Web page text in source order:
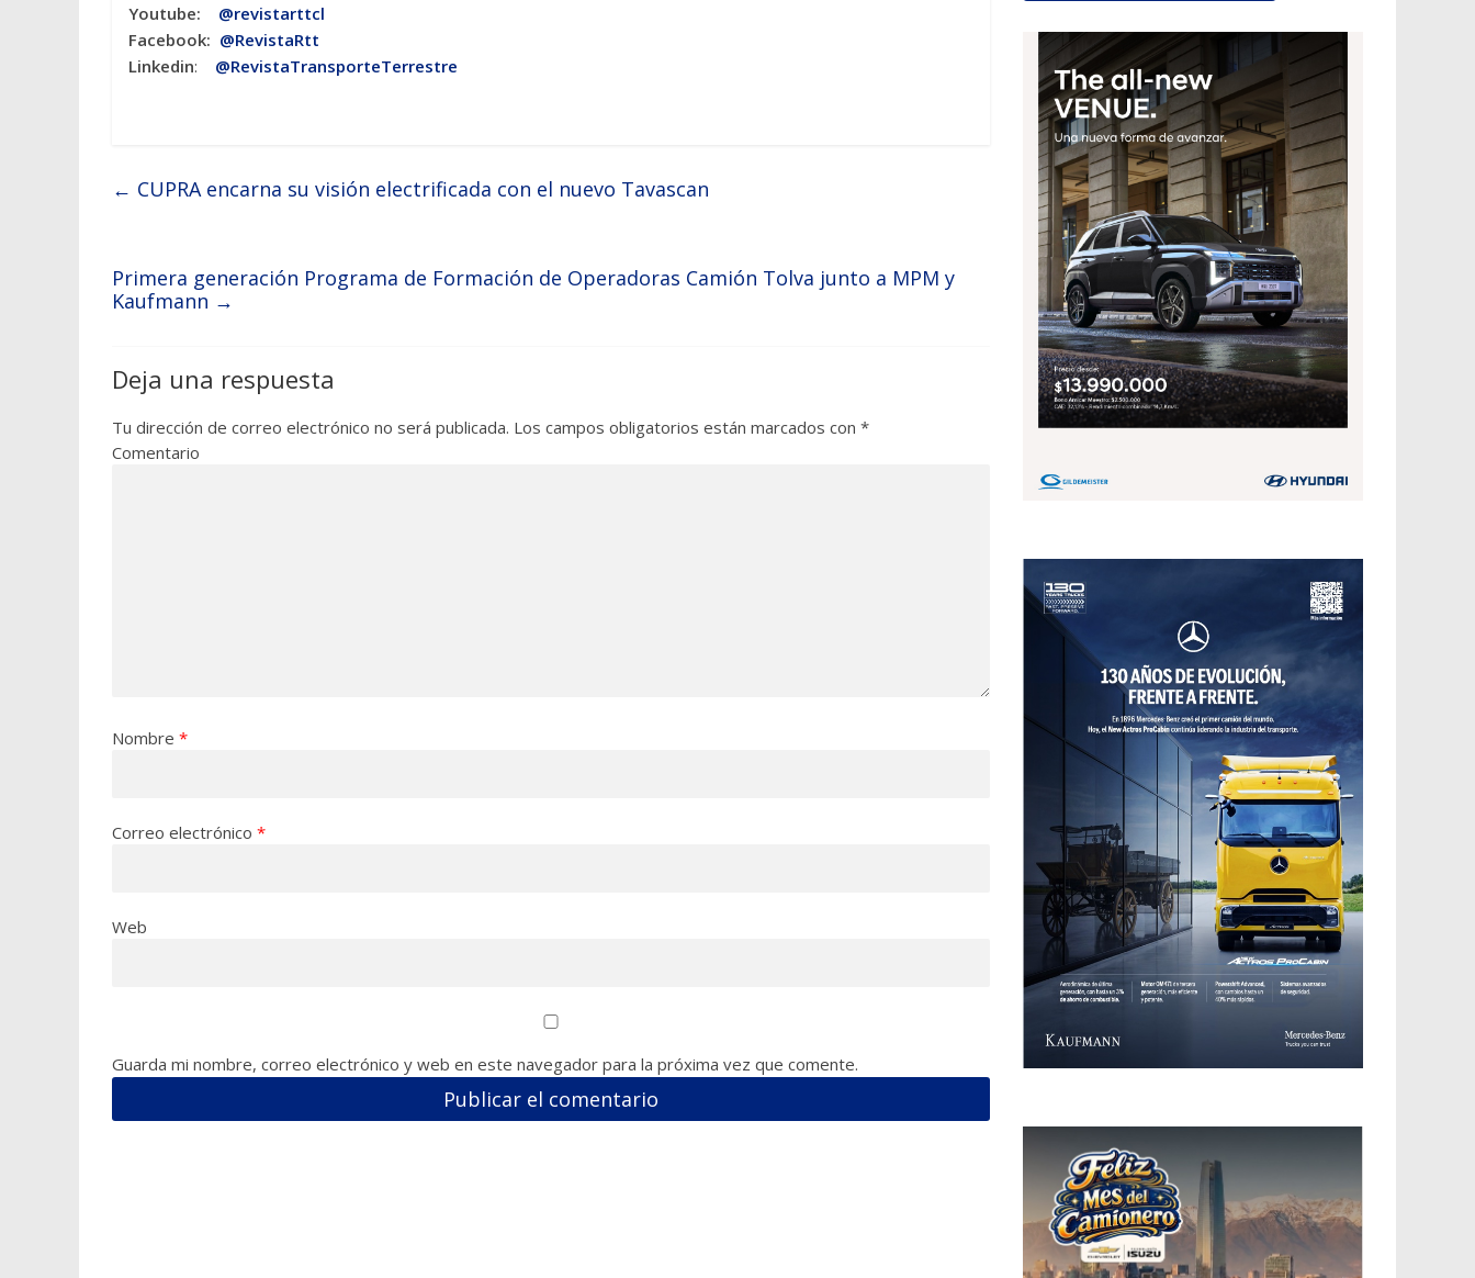
Youtube: @revistarttcl
Facebook: @RevistaRtt
Linkedin: @RevistaTransporteTerrestre
← CUPRA encarna su visión electrificada con el nuevo Tavascan
Primera generación Programa de Formación de Operadoras Camión Tolva junto a MPM y
Kaufmann →
Deja una respuesta
Tu dirección de correo electrónico no será publicada. Los campos obligatorios están marcados con *
Comentario
Nombre *
Correo electrónico *
Web
Guarda mi nombre, correo electrónico y web en este navegador para la próxima vez que comente.